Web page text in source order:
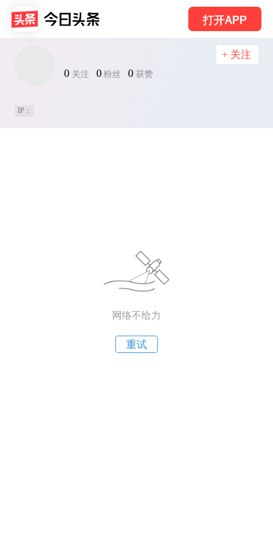
打开APP
0 关注 0 粉丝 0 获赞
+ 关注
IP：
网络不给力
重试